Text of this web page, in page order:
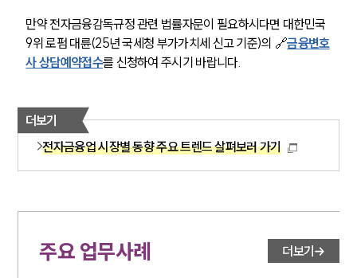
만약 전자금융감독규정 관련 법률자문이 필요하시다면 대한민국
9위 로펌 대륜(25년 국세청 부가가치세 신고 기준)의 🔗금융변호
사 상담예약접수를 신청하여 주시기 바랍니다.
더보기
전자금융업 시장별 동향 주요 트렌드 살펴보러 가기
주요 업무사례 더보기